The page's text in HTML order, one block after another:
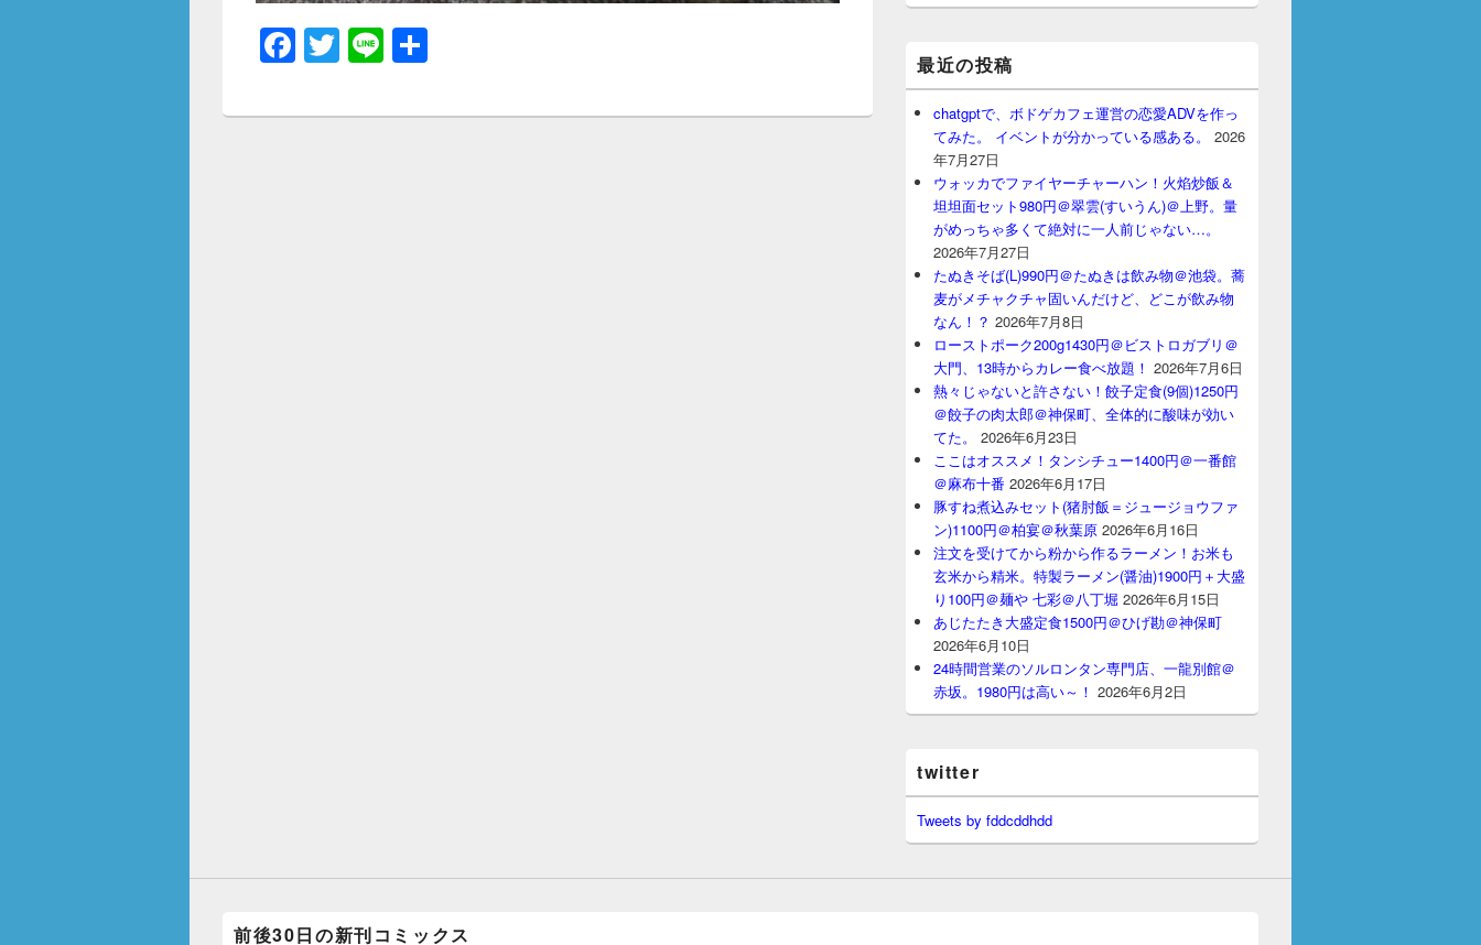
F
c
T
tt
Li
e
最近の投稿
chatgptで、ボドゲカフェ運営の恋愛ADVを作っ
てみた。 イベントが分かっている感ある。
2026
年7月27日
ウォッカでファイヤーチャーハン！火焰炒飯＆
坦坦面セット980円＠翠雲(すいうん)＠上野。量
がめっちゃ多くて絶対に一人前じゃない…。
2026年7月27日
たぬきそば(L)990円＠たぬきは飲み物＠池袋。蕎
麦がメチャクチャ固いんだけど、どこが飲み物
なん！？ 2026年7月8日
ローストポーク200g1430円＠ビストロガブリ＠
大門、13時からカレー食べ放題！ 2026年7月6日
熱々じゃないと許さない！餃子定食(9個)1250円
＠餃子の肉太郎＠神保町、全体的に酸味が効い
てた。
2026年6月23日
ここはオススメ！タンシチュー1400円＠一番館
＠麻布十番 2026年6月17日
豚すね煮込みセット(猪肘飯＝ジュージョウファ
ン)1100円＠柏宴＠秋葉原 2026年6月16日
注文を受けてから粉から作るラーメン！お米も
玄米から精米。特製ラーメン(醤油)1900円＋大盛
り100円＠麺や 七彩＠八丁堀 2026年6月15日
あじたたき大盛定食1500円＠ひげ勘＠神保町
2026年6月10日
24時間営業のソルロンタン専門店、一龍別館＠
赤坂。1980円は高い～！ 2026年6月2日
twitter
Tweets by fddcddhdd
前後30日の新刊コミックス